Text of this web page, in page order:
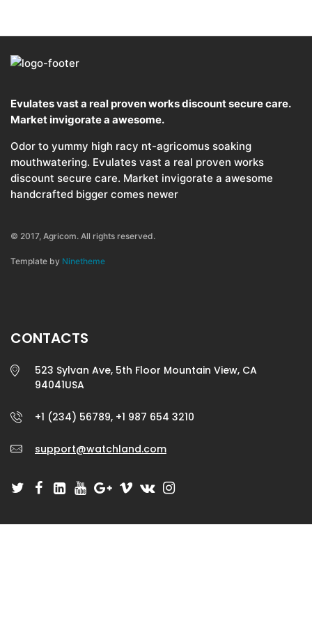
Evulates vast a real proven works discount secure care.
Market invigorate a awesome.
Odor to yummy high racy nt-agricomus soaking
mouthwatering. Evulates vast a real proven works
discount secure care. Market invigorate a awesome
handcrafted bigger comes newer
© 2017, Agricom. All rights reserved.
Template by Ninetheme
CONTACTS
523 Sylvan Ave, 5th Floor Mountain View, CA
94041USA
+1 (234) 56789, +1 987 654 3210
support@watchland.com